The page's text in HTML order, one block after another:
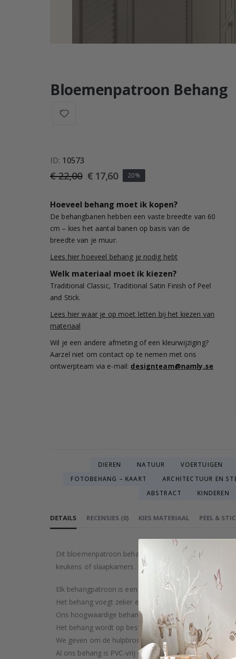
Bloemenpatroon Behang
ID 10573
€ 22,00 € 17,60 20%
Hoeveel behang moet ik kopen?
De behangbanen hebben een vaste breedte van 60
cm – kies het aantal banen op basis van de
breedte van je muur.
Lees hier hoeveel behang je nodig hebt
Welk materiaal moet ik kiezen?
Traditional Classic, Traditional Satin Finish of Peel
and Stick.
Lees hier waar je op moet letten bij het kiezen van
materiaal
Wil je een andere afmeting of een kleurwijziging?
Aarzel niet om contact op te nemen met ons
ontwerpteam via e-mail: designteam@namly.se
DIEREN NATUUR VOERTUIGEN
FOTOBEHANG – KAART
ARCHITECTUUR EN
ABSTRACT
KINDEREN
DETAILS
Dit bloemenpatroon behang brengt elegantie in elke
keukens of slaapkamers. Een uitstekende keuze voor
Elk behangpatroon is een artistieke creatie, zorgvuldig
Het behang voegt zeker een vleugje luxe toe aan je
Ons hoogwaardige behang wordt met zorg en
Het behang wordt op bestelling gemaakt na je aankoop.
We geven om de hulpbronnen van de aarde en streven
Al ons behang is PVC-vrij en geclassificeerd als
RECENSIES (0) KIES MATERIAAL PEEL &